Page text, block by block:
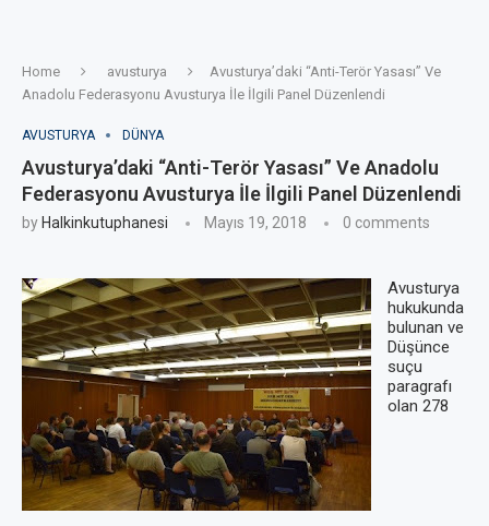
Home avusturya
Avusturya’daki “Anti-Terör Yasası” Ve
Anadolu Federasyonu Avusturya İle İlgili Panel Düzenlendi
AVUSTURYA DÜNYA
Avusturya’daki “Anti-Terör Yasası” Ve Anadolu
Federasyonu Avusturya İle İlgili Panel Düzenlendi
by Halkinkutuphanesi Mayıs 19, 2018 0 comments
Avusturya
hukukunda
bulunan ve
Düşünce
suçu
paragrafı
olan 278